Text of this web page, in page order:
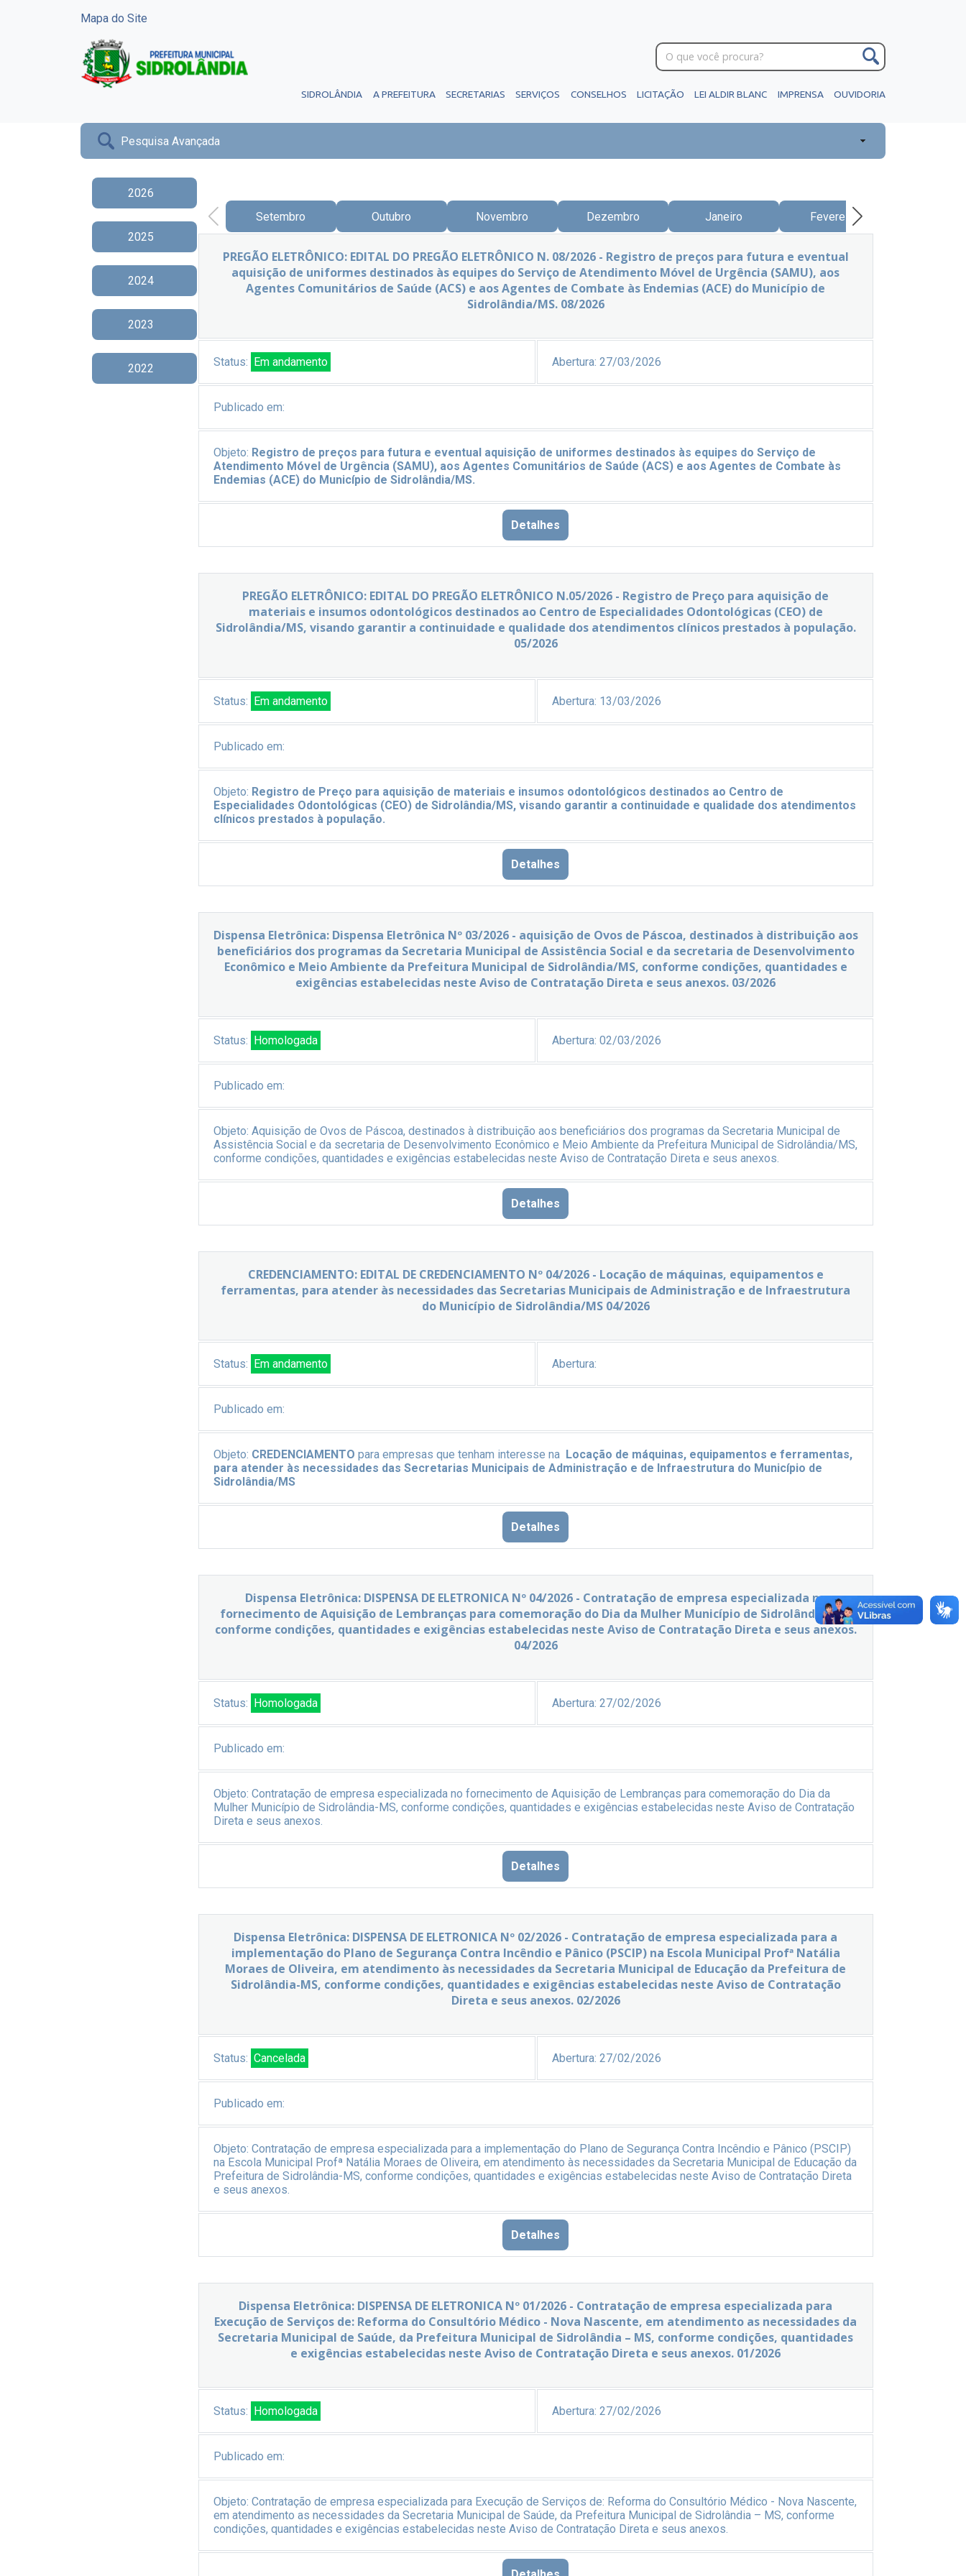
Mapa do Site
SIDROLÂNDIA A PREFEITURA SECRETARIAS SERVIÇOS CONSELHOS LICITAÇÃO LEI ALDIR BLANC IMPRENSA OUVIDORIA
Pesquisa Avançada
2026
2025
2024
2023
2022
Setembro Outubro Novembro Dezembro Janeiro Fevereiro
PREGÃO ELETRÔNICO: EDITAL DO PREGÃO ELETRÔNICO N. 08/2026 - Registro de preços para futura e eventual
aquisição de uniformes destinados às equipes do Serviço de Atendimento Móvel de Urgência (SAMU), aos
Agentes Comunitários de Saúde (ACS) e aos Agentes de Combate às Endemias (ACE) do Município de
Sidrolândia/MS. 08/2026
Status: Em andamento Abertura: 27/03/2026
Publicado em:
Objeto: Registro de preços para futura e eventual aquisição de uniformes destinados às equipes do Serviço de
Atendimento Móvel de Urgência (SAMU), aos Agentes Comunitários de Saúde (ACS) e aos Agentes de Combate às
Endemias (ACE) do Município de Sidrolândia/MS.
Detalhes
PREGÃO ELETRÔNICO: EDITAL DO PREGÃO ELETRÔNICO N.05/2026 - Registro de Preço para aquisição de
materiais e insumos odontológicos destinados ao Centro de Especialidades Odontológicas (CEO) de
Sidrolândia/MS, visando garantir a continuidade e qualidade dos atendimentos clínicos prestados à população.
05/2026
Status: Em andamento Abertura: 13/03/2026
Publicado em:
Objeto: Registro de Preço para aquisição de materiais e insumos odontológicos destinados ao Centro de
Especialidades Odontológicas (CEO) de Sidrolândia/MS, visando garantir a continuidade e qualidade dos atendimentos
clínicos prestados à população.
Detalhes
Dispensa Eletrônica: Dispensa Eletrônica Nº 03/2026 - aquisição de Ovos de Páscoa, destinados à distribuição aos
beneficiários dos programas da Secretaria Municipal de Assistência Social e da secretaria de Desenvolvimento
Econômico e Meio Ambiente da Prefeitura Municipal de Sidrolândia/MS, conforme condições, quantidades e
exigências estabelecidas neste Aviso de Contratação Direta e seus anexos. 03/2026
Status: Homologada Abertura: 02/03/2026
Publicado em:
Objeto: Aquisição de Ovos de Páscoa, destinados à distribuição aos beneficiários dos programas da Secretaria Municipal de
Assistência Social e da secretaria de Desenvolvimento Econômico e Meio Ambiente da Prefeitura Municipal de Sidrolândia/MS,
conforme condições, quantidades e exigências estabelecidas neste Aviso de Contratação Direta e seus anexos.
Detalhes
CREDENCIAMENTO: EDITAL DE CREDENCIAMENTO Nº 04/2026 - Locação de máquinas, equipamentos e
ferramentas, para atender às necessidades das Secretarias Municipais de Administração e de Infraestrutura
do Município de Sidrolândia/MS 04/2026
Status: Em andamento Abertura:
Publicado em:
Objeto: CREDENCIAMENTO para empresas que tenham interesse na Locação de máquinas, equipamentos e ferramentas,
para atender às necessidades das Secretarias Municipais de Administração e de Infraestrutura do Município de
Sidrolândia/MS
Detalhes
Dispensa Eletrônica: DISPENSA DE ELETRONICA Nº 04/2026 - Contratação de empresa especializada no
fornecimento de Aquisição de Lembranças para comemoração do Dia da Mulher Município de Sidrolândia-MS,
conforme condições, quantidades e exigências estabelecidas neste Aviso de Contratação Direta e seus anexos.
04/2026
Status: Homologada Abertura: 27/02/2026
Publicado em:
Objeto: Contratação de empresa especializada no fornecimento de Aquisição de Lembranças para comemoração do Dia da
Mulher Município de Sidrolândia-MS, conforme condições, quantidades e exigências estabelecidas neste Aviso de Contratação
Direta e seus anexos.
Detalhes
Dispensa Eletrônica: DISPENSA DE ELETRONICA Nº 02/2026 - Contratação de empresa especializada para a
implementação do Plano de Segurança Contra Incêndio e Pânico (PSCIP) na Escola Municipal Profª Natália
Moraes de Oliveira, em atendimento às necessidades da Secretaria Municipal de Educação da Prefeitura de
Sidrolândia-MS, conforme condições, quantidades e exigências estabelecidas neste Aviso de Contratação
Direta e seus anexos. 02/2026
Status: Cancelada Abertura: 27/02/2026
Publicado em:
Objeto: Contratação de empresa especializada para a implementação do Plano de Segurança Contra Incêndio e Pânico (PSCIP)
na Escola Municipal Profª Natália Moraes de Oliveira, em atendimento às necessidades da Secretaria Municipal de Educação da
Prefeitura de Sidrolândia-MS, conforme condições, quantidades e exigências estabelecidas neste Aviso de Contratação Direta
e seus anexos.
Detalhes
Dispensa Eletrônica: DISPENSA DE ELETRONICA Nº 01/2026 - Contratação de empresa especializada para
Execução de Serviços de: Reforma do Consultório Médico - Nova Nascente, em atendimento as necessidades da
Secretaria Municipal de Saúde, da Prefeitura Municipal de Sidrolândia – MS, conforme condições, quantidades
e exigências estabelecidas neste Aviso de Contratação Direta e seus anexos. 01/2026
Status: Homologada Abertura: 27/02/2026
Publicado em:
Objeto: Contratação de empresa especializada para Execução de Serviços de: Reforma do Consultório Médico - Nova Nascente,
em atendimento as necessidades da Secretaria Municipal de Saúde, da Prefeitura Municipal de Sidrolândia – MS, conforme
condições, quantidades e exigências estabelecidas neste Aviso de Contratação Direta e seus anexos.